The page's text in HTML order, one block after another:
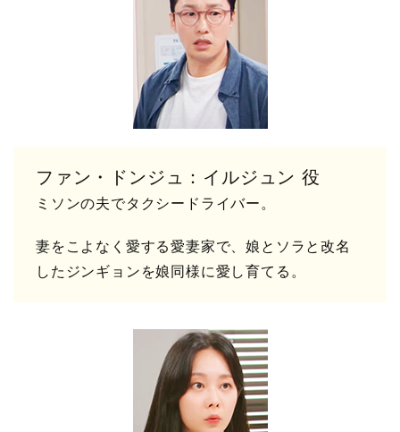
ファン・ドンジュ：イルジュン 役
ミソンの夫でタクシードライバー。
妻をこよなく愛する愛妻家で、娘とソラと改名
したジンギョンを娘同様に愛し育てる。